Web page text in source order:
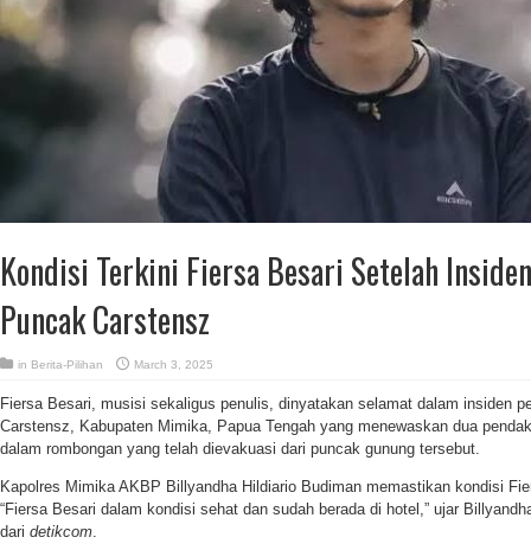
Kondisi Terkini Fiersa Besari Setelah
Puncak Carstensz
in Berita-Pilihan March 3, 2025
Fiersa Besari, musisi sekaligus penulis, dinyatakan selamat dalam insiden
Carstensz, Kabupaten Mimika, Papua Tengah yang menewaskan dua
dalam rombongan yang telah dievakuasi dari puncak gunung tersebut.
Kapolres Mimika AKBP Billyandha Hildiario Budiman memastikan kondisi
“Fiersa Besari dalam kondisi sehat dan sudah berada di hotel,” ujar
dari detikcom.